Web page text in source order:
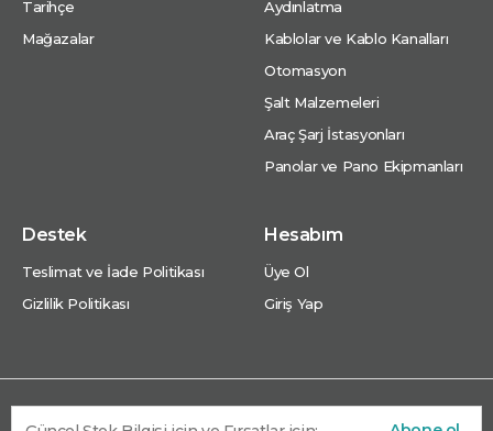
Tarihçe
Mağazalar
Aydınlatma
Kablolar ve Kablo Kanalları
Otomasyon
Şalt Malzemeleri
Araç Şarj İstasyonları
Panolar ve Pano Ekipmanları
Destek
Teslimat ve İade Politikası
Gizlilik Politikası
Hesabım
Üye Ol
Giriş Yap